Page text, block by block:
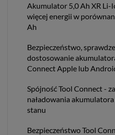
Akumulator 5,0 Ah XR Li-
więcej energii w
Ah
Bezpieczeństwo,
dostosowanie
Connect Apple lub
Spójność Tool Connect -
naładowania
stanu
Bezpieczeństwo Tool